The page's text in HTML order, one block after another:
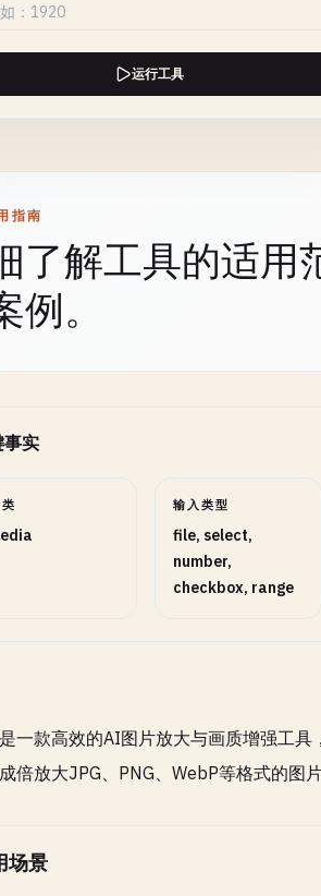
优先使用此宽度而非倍数
优先使用此高度而非倍数
法
度
像细节，值越大锐化效果越明显
合照片，PNG适合需要透明背景的图像
运行工具
指南
了解工具的适用
例。
事实
输入类型
file, select,
number,
checkbox, range
一款高效的AI图片放大与画质增强工
倍放大JPG、PNG、WebP等格式的图
场景